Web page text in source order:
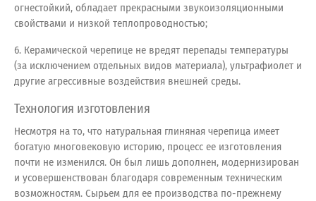
огнестойкий, обладает прекрасными звукоизоляционными
свойствами и низкой теплопроводностью;
6. Керамической черепице не вредят перепады температуры
(за исключением отдельных видов материала), ультрафиолет и
другие агрессивные воздействия внешней среды.
Технология изготовления
Несмотря на то, что натуральная глиняная черепица имеет
богатую многовековую историю, процесс ее изготовления
почти не изменился. Он был лишь дополнен, модернизирован
и усовершенствован благодаря современным техническим
возможностям. Сырьем для ее производства по-прежнему